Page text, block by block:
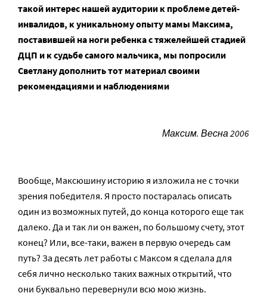
такой интерес нашей аудитории к проблеме детей-
инвалидов, к уникальному опыту мамы Максима,
поставившей на ноги ребенка с тяжелейшей стадией
ДЦП и к судьбе самого мальчика, мы попросили
Светлану дополнить тот материал своими
рекомендациями и наблюдениями
Максим. Весна 2006
Вообще, Максюшину историю я изложила не с точки
зрения победителя. Я просто постаралась описать
один из возможных путей, до конца которого еще так
далеко. Да и так ли он важен, по большому счету, этот
конец? Или, все-таки, важен в первую очередь сам
путь? За десять лет работы с Максом я сделала для
себя лично несколько таких важных открытий, что
они буквально перевернули всю мою жизнь.